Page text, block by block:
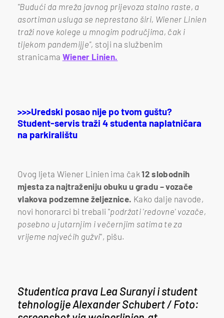
"Budući da mreža javnog prijevoza stalno raste, a
asortiman usluga se neprestano širi, Wiener Linien
traži nove kolege u mnogim područjima, čak i
tijekom pandemijje", stoji na službenim
stranicama Wiener Linien.
>>>Uredski posao nije po tvom guštu?
Student-servis traži 4 studenta naplatničara
na parkiralištu
Ovog ljeta Wiener Linien ima čak12 slobodnih
mjesta za najtraženiju obuku u gradu – vozače
vlakova podzemne željeznice. Kako dalje navode,
novi honorarci bi trebali "podržati 'redovne' vozače,
posebno u jutarnjim i večernjim satima te za
vrijeme najvećih gužvi", pišu.
Studentica prava Lea Suranyi i student
tehnologije Alexander Schubert / Foto: